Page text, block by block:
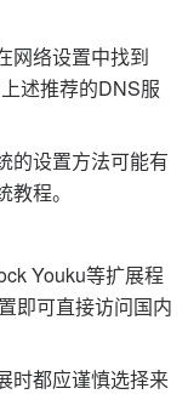
网络设置中找到
述推荐的DNS服
的设置方法可能有
程。
Youku等扩展程
即可直接访问国内
时都应谨慎选择来